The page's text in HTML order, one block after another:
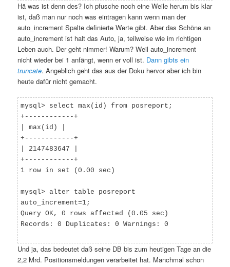
Hä was ist denn des? Ich pfusche noch eine Weile herum bis klar
ist, daß man nur noch was eintragen kann wenn man der
auto_increment Spalte definierte Werte gibt. Aber das Schöne an
auto_increment ist halt das Auto, ja, teilweise wie im richtigen
Leben auch. Der geht nimmer! Warum? Weil auto_increment
nicht wieder bei 1 anfängt, wenn er voll ist. Dann gibts ein
truncate. Angeblich geht das aus der Doku hervor aber ich bin
heute dafür nicht gemacht.
mysql> select max(id) from posreport;
+------------+
| max(id) |
+------------+
| 2147483647 |
+------------+
1 row in set (0.00 sec)
mysql> alter table posreport
auto_increment=1;
Query OK, 0 rows affected (0.05 sec)
Records: 0 Duplicates: 0 Warnings: 0
Und ja, das bedeutet daß seine DB bis zum heutigen Tage an die
2,2 Mrd. Positionsmeldungen verarbeitet hat. Manchmal schon